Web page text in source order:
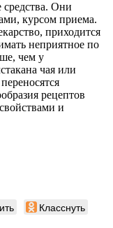
средства. Они
курсом приема.
приходится
неприятное по
чем у
чая или
рецептов
и
Класснуть